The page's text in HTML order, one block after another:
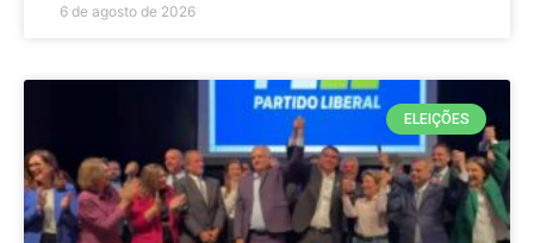
6 de agosto de 2026
ELEIÇÕES